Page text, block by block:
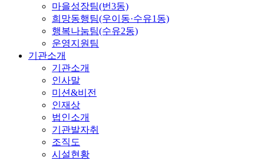
마을성장팀(번3동)
희망동행팀(우이동·수유1동)
행복나눔팀(수유2동)
운영지원팀
기관소개
기관소개
인사말
미션&비전
인재상
법인소개
기관발자취
조직도
시설현황